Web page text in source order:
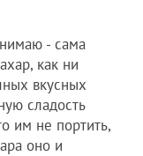
- сама
как ни
вкусных
сладость
им не портить,
оно и